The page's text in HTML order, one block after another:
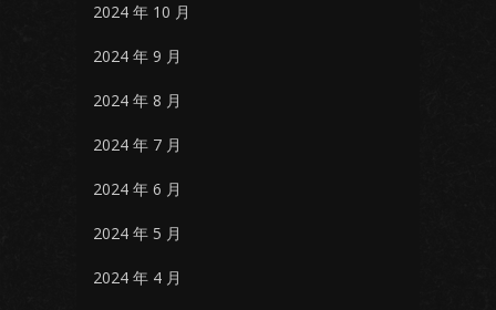
2024 年 10 月
2024 年 9 月
2024 年 8 月
2024 年 7 月
2024 年 6 月
2024 年 5 月
2024 年 4 月